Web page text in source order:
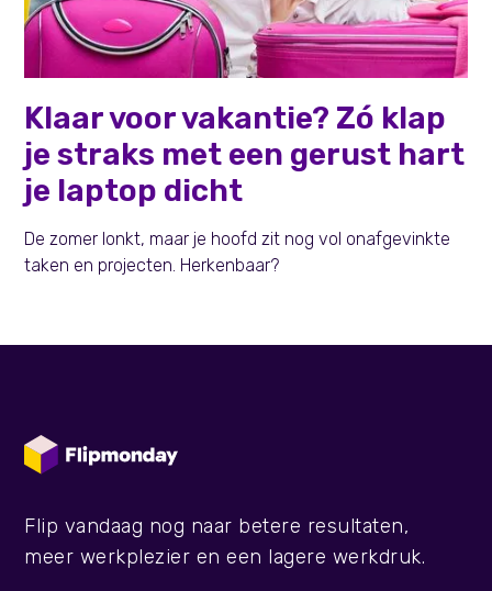
Persoonlijke effectiviteit
Klaar voor vakantie? Zó klap
je straks met een gerust hart
je laptop dicht
De zomer lonkt, maar je hoofd zit nog vol onafgevinkte
taken en projecten. Herkenbaar?
Flip vandaag nog naar betere resultaten,
meer werkplezier en een lagere werkdruk.